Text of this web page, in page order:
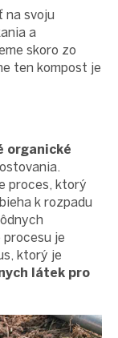
na svoju
a
skoro zo
ten kompost je
organické
proces, ktorý
k rozpadu
je
ktorý je
látek pro